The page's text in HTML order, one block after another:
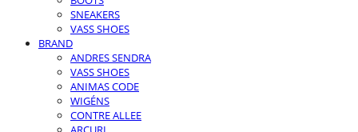
SNEAKERS
VASS SHOES
BRAND
ANDRES SENDRA
VASS SHOES
ANIMAS CODE
WIGÉNS
CONTRE ALLEE